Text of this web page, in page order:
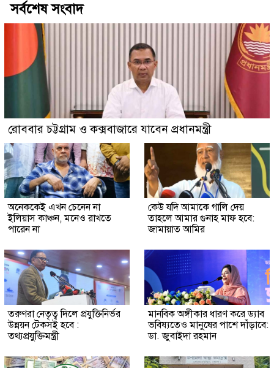
সর্বশেষ সংবাদ
রোববার চট্টগ্রাম ও কক্সবাজারে যাবেন প্রধানমন্ত্রী
অনেককেই এখন চেনেন না
ইলিয়াস কাঞ্চন, মনেও রাখতে
পারেন না
কেউ যদি আমাকে গালি দেয়
তাহলে আমার গুনাহ মাফ হবে:
জামায়াত আমির
তরুণরা নেতৃত্ব দিলে প্রযুক্তিনির্ভর
উন্নয়ন টেকসই হবে :
তথ্যপ্রযুক্তিমন্ত্রী
মানবিক অঙ্গীকার ধারণ করে ড্যাব
ভবিষ্যতেও মানুষের পাশে দাঁড়াবে:
ডা. জুবাইদা রহমান